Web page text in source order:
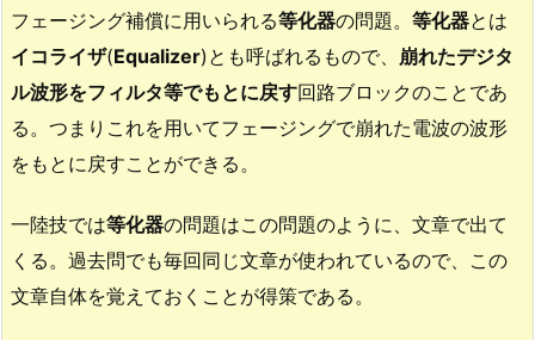
フェージング補償に用いられる等化器の問題。 等化器とは
イコライザ(Equalizer)とも呼ばれるもので、 崩れたデジタ
ル波形をフィルタ等でもとに戻す回路ブロックのことであ
る。つまりこれを用いてフェージングで崩れた電波の波形
をもとに戻すことができる。
一陸技では等化器の問題はこの問題のように、文章で出て
くる。過去問でも毎回同じ文章が使われているので、この
文章自体を覚えておくことが得策である。